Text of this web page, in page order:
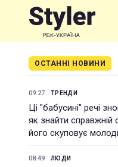
ОСТАННІ НОВИНИ
09:27 ТРЕНДИ
Ці "бабусині" речі
як знайти справжній
його скуповує
08:49 ЛЮДИ